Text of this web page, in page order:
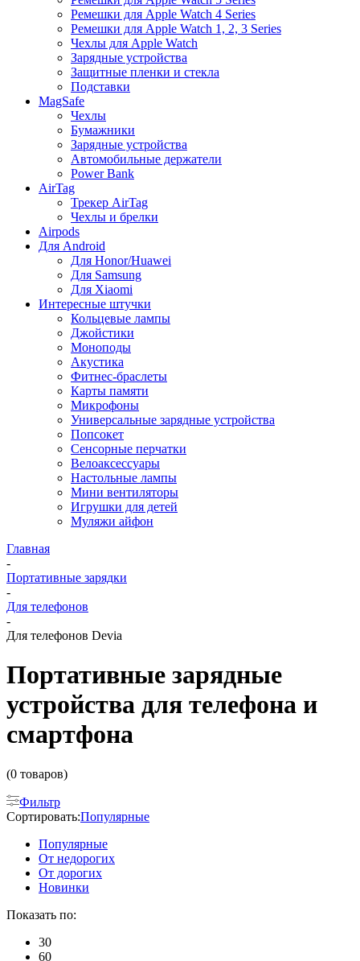
Ремешки для Apple Watch 4 Series
Ремешки для Apple Watch 1, 2, 3 Series
Чехлы для Apple Watch
Зарядные устройства
Защитные пленки и стекла
Подставки
MagSafe
Чехлы
Бумажники
Зарядные устройства
Автомобильные держатели
Power Bank
AirTag
Трекер AirTag
Чехлы и брелки
Airpods
Для Android
Для Honor/Huawei
Для Samsung
Для Xiaomi
Интересные штучки
Кольцевые лампы
Джойстики
Моноподы
Акустика
Фитнес-браслеты
Карты памяти
Микрофоны
Универсальные зарядные устройства
Попсокет
Сенсорные перчатки
Велоаксессуары
Настольные лампы
Мини вентиляторы
Игрушки для детей
Муляжи айфон
Главная
-
Портативные зарядки
-
Для телефонов
-
Для телефонов Devia
Портативные зарядные
устройства для телефона и
смартфона
(0 товаров)
Фильтр
Сортировать:Популярные
Популярные
От недорогих
От дорогих
Новинки
Показать по:
30
60